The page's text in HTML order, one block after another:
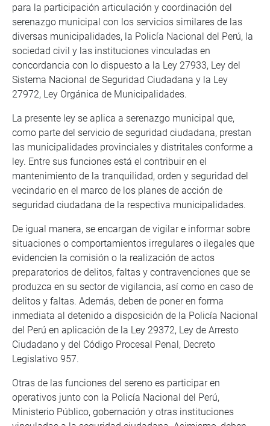
para la participación articulación y coordinación del
serenazgo municipal con los servicios similares de las
diversas municipalidades, la Policía Nacional del Perú, la
sociedad civil y las instituciones vinculadas en
concordancia con lo dispuesto a la Ley 27933, Ley del
Sistema Nacional de Seguridad Ciudadana y la Ley
27972, Ley Orgánica de Municipalidades.
La presente ley se aplica a serenazgo municipal que,
como parte del servicio de seguridad ciudadana, prestan
las municipalidades provinciales y distritales conforme a
ley. Entre sus funciones está el contribuir en el
mantenimiento de la tranquilidad, orden y seguridad del
vecindario en el marco de los planes de acción de
seguridad ciudadana de la respectiva municipalidades.
De igual manera, se encargan de vigilar e informar sobre
situaciones o comportamientos irregulares o ilegales que
evidencien la comisión o la realización de actos
preparatorios de delitos, faltas y contravenciones que se
produzca en su sector de vigilancia, así como en caso de
delitos y faltas. Además, deben de poner en forma
inmediata al detenido a disposición de la Policía Nacional
del Perú en aplicación de la Ley 29372, Ley de Arresto
Ciudadano y del Código Procesal Penal, Decreto
Legislativo 957.
Otras de las funciones del sereno es participar en
operativos junto con la Policía Nacional del Perú,
Ministerio Público, gobernación y otras instituciones